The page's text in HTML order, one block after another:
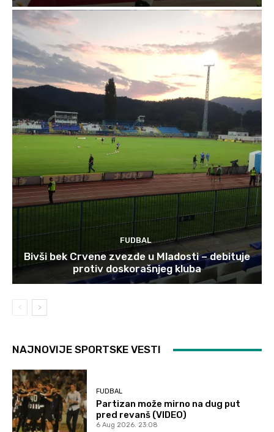
FUDBAL
Bivši bek Crvene zvezde u Mladosti – debituje
protiv doskorašnjeg kluba
NAJNOVIJE SPORTSKE VESTI
FUDBAL
Partizan može mirno na dug put
pred revanš (VIDEO)
6 Aug 2026. 23:08